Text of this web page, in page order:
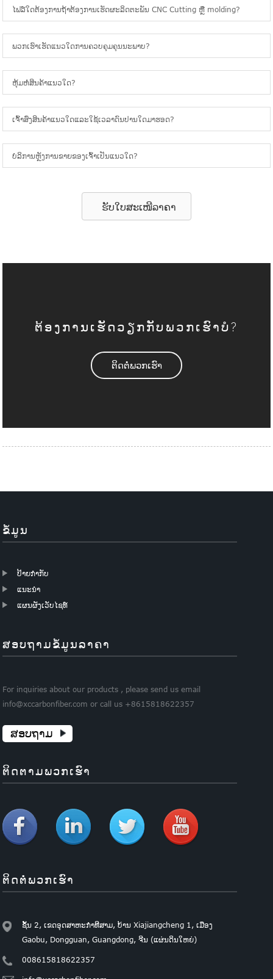
ໄຟລ໌ໃດຕ້ອງການຖ້າຕ້ອງການເຮັດຜະລິດຕະພັນ CNC Cutting ຫຼື molding?
ພວກ​ເຮົາ​ເຮັດ​ແນວ​ໃດ​ການ​ຄວບ​ຄຸມ​ຄຸນ​ນະ​ພາບ​?
ຫຸ້ມຫໍ່ສິນຄ້າແນວໃດ?
ເຈົ້າສົ່ງສິນຄ້າແນວໃດແລະໃຊ້ເວລາດົນປານໃດມາຮອດ?
ບໍລິການຫຼັງການຂາຍຂອງເຈົ້າເປັນແນວໃດ?
ຮັບໃບສະເໜີລາຄາ
ຕ້ອງການເຮັດວຽກກັບພວກເຮົາບໍ?
ຕິດຕໍ່ພວກເຮົາ
ຂໍ້ມູນ
ປ້າຍກຳກັບ
ແນະນຳ
ແຜນຜັງເວັບໄຊທ໌
ສອບຖາມຂໍ້ມູນລາຄາ
For inquiries about our products , please send us email
info@xccarbonfiber.com or call us +8615818622357
ສອບຖາມ
ຕິດຕາມພວກເຮົາ
ຕິດຕໍ່ພວກເຮົາ
ຊັ້ນ 2, ເຂດ​ອຸດ​ສາ​ຫະ​ກຳ​ທີ​ສາມ, ບ້ານ Xiajiangcheng 1, ເມືອງ
Gaobu, Dongguan, Guangdong, ຈີນ (ແຜ່ນ​ດິນ​ໃຫຍ່)
008615818622357